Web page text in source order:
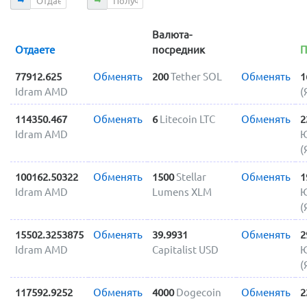
Отдаете
Валюта-
посредник
77912.625
Idram AMD
Обменять 200Tether SOL Обменять
114350.467
Idram AMD
Обменять 6 Litecoin LTC Обменять
100162.50322
Idram AMD
Обменять 1500Stellar
Lumens XLM
Обменять
15502.3253875
Idram AMD
Обменять
39.9931
Capitalist USD
Обменять
117592.9252
Обменять 4000 Dogecoin
Обменять